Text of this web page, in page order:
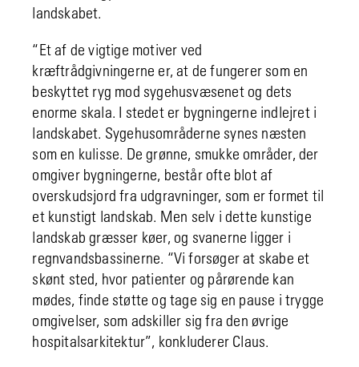
landskabet.
“Et af de vigtige motiver ved
kræftrådgivningerne er, at de fungerer som en
beskyttet ryg mod sygehusvæsenet og dets
enorme skala. I stedet er bygningerne indlejret i
landskabet. Sygehusområderne synes næsten
som en kulisse. De grønne, smukke områder, der
omgiver bygningerne, består ofte blot af
overskudsjord fra udgravninger, som er formet til
et kunstigt landskab. Men selv i dette kunstige
landskab græsser køer, og svanerne ligger i
regnvandsbassinerne. “Vi forsøger at skabe et
skønt sted, hvor patienter og pårørende kan
mødes, finde støtte og tage sig en pause i trygge
omgivelser, som adskiller sig fra den øvrige
hospitalsarkitektur”, konkluderer Claus.